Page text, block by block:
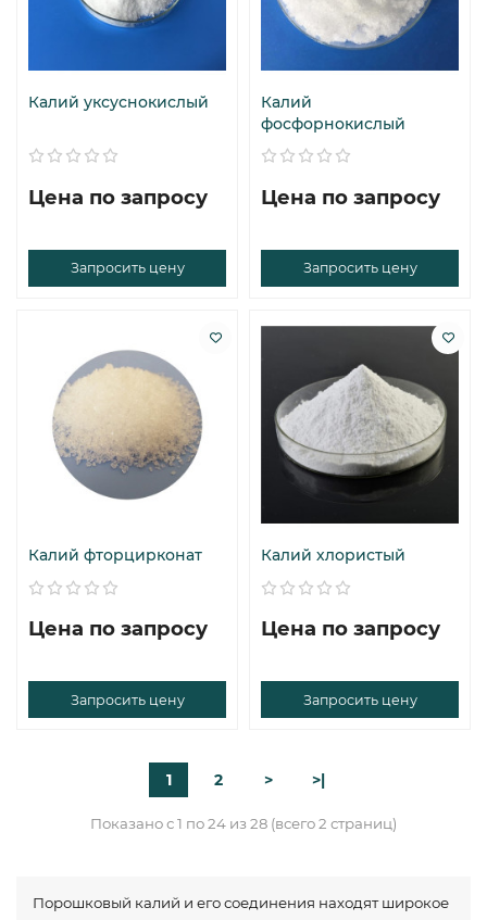
Калий уксуснокислый
Цена по запросу
Запросить цену
Калий
фосфорнокислый
Цена по запросу
Запросить цену
Калий фторцирконат
Цена по запросу
Запросить цену
Калий хлористый
Цена по запросу
Запросить цену
1 2 > >|
Показано с 1 по 24 из 28 (всего 2 страниц)
Порошковый калий и его соединения находят широкое